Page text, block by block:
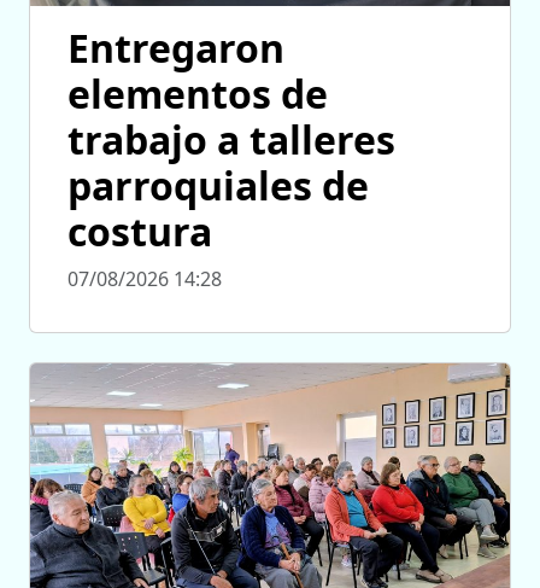
Entregaron
elementos de
trabajo a talleres
parroquiales de
costura
07/08/2026 14:28